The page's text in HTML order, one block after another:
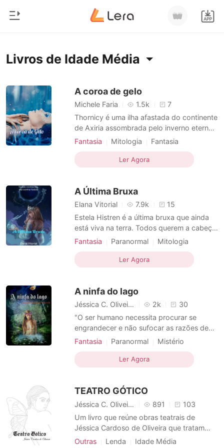
Histórico
Sair
Início
Moderno
Lobisomem
Contos
Ranking
Contos Curtos
Livros de Idade Média
A coroa de gelo
Michele Faria 1.5k
7
Thornicy é uma ilha afastada do continente
de Axiria assombrada pelo inverno eterno.
Outrora fora extremamente pobre e
nobreza enfrentava grandes dificuldades.
Agora que a ilha está sobre nova regência
cobiça de outros rei
Fantasia Mitologia
Fantasia
Idade Média
Amor de infancia
Armadilha
Aristocracia
Arrogante
Flashback
Ler Agora
A Última Bruxa
Elana Vitorial 7.9k
15
Estela Histren é a última bruxa que ainda
está viva na terra. Todos querem a cabeça
de lá em uma bandeja de ouro para ganhar
pode oferecer. Cercada por humanos que
não sabem a verdade sobre ela, tentando
proteção. Sarah
Fantasia Paranormal
Mitologia
Fantasia
Idade Média
Casamento arranjado
Arrogante
Gentil
Narrativa multilinear
Ler Agora
A ninfa do lago
Jéssica C. Oliveira 2k
30
"O ser humano necessita procurar se
engrandecer e não sufocar as razões de
sua existência". Era uma vez na Era
Isabel que foge do castelo por temer ser
vítima de um ritual de bruxaria. Um
para encontrá-la, em reino onde
Fantasia Paranormal
Mistério
Fantasia
Idade Média
Comédia
Encantadora
Narrativa multilinear
Ler Agora
TEATRO GÓTICO
Jéssica C. Oliveira 891
103
Um livro que reúne obras teatrais de
Jéssica Cardoso de Oliveira que tratam
universos de medievalismo, com contraste
Outras Lenda Idade Média